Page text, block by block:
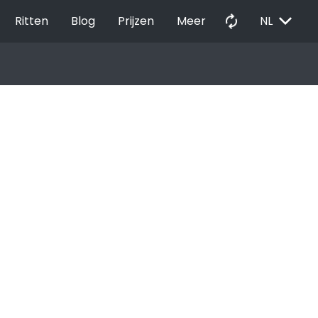
Ritten Blog Prijzen Meer autorenew NL EXPAND_MORE